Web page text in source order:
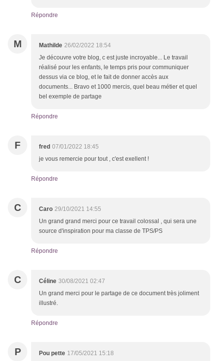
Répondre
M Mathilde 26/02/2022 18:54
Je découvre votre blog, c est juste incroyable... Le travail
réalisé pour les enfants, le temps pris pour communiquer
dessus via ce blog, et le fait de donner accès aux
documents... Bravo et 1000 mercis, quel beau métier et quel
bel exemple de partage
Répondre
F fred 07/01/2022 18:45
je vous remercie pour tout , c'est exellent !
Répondre
C Caro 29/10/2021 14:55
Un grand grand merci pour ce travail colossal , qui sera une
source d'inspiration pour ma classe de TPS/PS
Répondre
C Céline 30/08/2021 02:47
Un grand merci pour le partage de ce document très joliment
illustré.
Répondre
P Pou pette 17/05/2021 15:18